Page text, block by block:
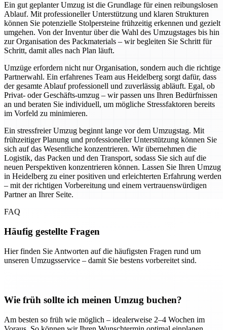
Ein gut geplanter Umzug ist die Grundlage für einen reibungslosen
Ablauf. Mit professioneller Unterstützung und klaren Strukturen
können Sie potenzielle Stolpersteine frühzeitig erkennen und gezielt
umgehen. Von der Inventur über die Wahl des Umzugstages bis hin
zur Organisation des Packmaterials – wir begleiten Sie Schritt für
Schritt, damit alles nach Plan läuft.
Umzüge erfordern nicht nur Organisation, sondern auch die richtige
Partnerwahl. Ein erfahrenes Team aus Heidelberg sorgt dafür, dass
der gesamte Ablauf professionell und zuverlässig abläuft. Egal, ob
Privat- oder Geschäfts-umzug – wir passen uns Ihren Bedürfnissen
an und beraten Sie individuell, um mögliche Stressfaktoren bereits
im Vorfeld zu minimieren.
Ein stressfreier Umzug beginnt lange vor dem Umzugstag. Mit
frühzeitiger Planung und professioneller Unterstützung können Sie
sich auf das Wesentliche konzentrieren. Wir übernehmen die
Logistik, das Packen und den Transport, sodass Sie sich auf die
neuen Perspektiven konzentrieren können. Lassen Sie Ihren Umzug
in Heidelberg zu einer positiven und erleichterten Erfahrung werden
– mit der richtigen Vorbereitung und einem vertrauenswürdigen
Partner an Ihrer Seite.
FAQ
Häufig gestellte Fragen
Hier finden Sie Antworten auf die häufigsten Fragen rund um
unseren Umzugsservice – damit Sie bestens vorbereitet sind.
Wie früh sollte ich meinen Umzug buchen?
Am besten so früh wie möglich – idealerweise 2–4 Wochen im